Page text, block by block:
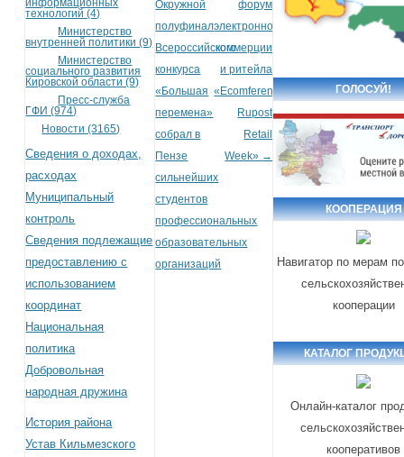
технологий (4)
Министерство
внутренней политики (9)
Министерство
социального развития
Кировской области (9)
Пресс-служба
ГФИ (974)
Новости (3165)
Сведения о доходах,
расходах
Муниципальный
контроль
Сведения подлежащие
предоставлению с
использованием
координат
Национальная
политика
Добровольная
народная дружина
История района
Устав Кильмезского
Окружной
полуфинал
Всероссийского
конкурса
«Большая
перемена»
собрал в
Пензе
сильнейших
студентов
профессиональных
образовательных
организаций
форум
электронной
коммерции
и ритейла
«Ecomference
Rupost
Retail
Week» →
ГОЛОСУЙ!
КООПЕРАЦИЯ
Навигатор по мерам
кооперации
КАТАЛОГ
Онлайн-каталог
кооперативов